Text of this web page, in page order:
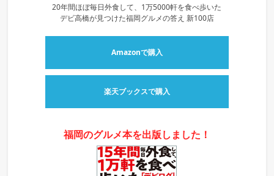
20年間ほぼ毎日外食して、1万5000軒を食べ歩いた
デビ高橋が見つけた福岡グルメの答え 新100店
Amazonで購入
楽天ブックスで購入
福岡のグルメ本を出版しました！